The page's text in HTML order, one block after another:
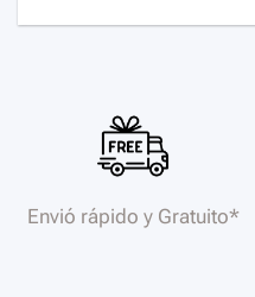
Envió rápido y Gratuito*